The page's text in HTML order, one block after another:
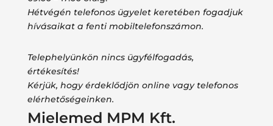
Hétvégén telefonos ügyelet keretében fogadjuk
hívásaikat a fenti mobiltelefonszámon.
Telephelyünkön nincs ügyfélfogadás,
értékesítés!
Kérjük, hogy érdeklődjön online vagy telefonos
elérhetőségeinken.
Mielemed MPM Kft.